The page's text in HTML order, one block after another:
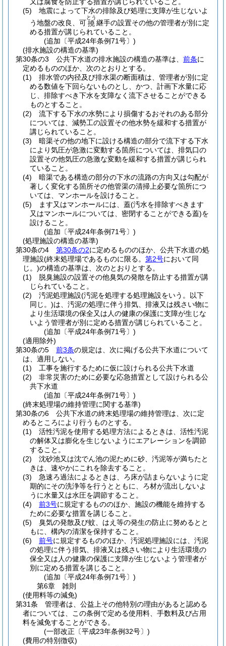
(5)
地震によって下水の排除及び処理に支障が生じないよ
う地盤の改良、可撓
とう
継手の設置その他の管理者が別に定
める措置が講じられていること。
(追加〔平成24年条例71号〕)
(排水施設の構造の基準)
第30条の3
公共下水道の排水施設の構造の基準は、 前条に
定めるもののほか、次のとおりとする。
(1)
排水管の内径及び排水渠の断面積は、管理者が別に定
める数値を下回らないものとし、かつ、計画下水量に応
じ、排除すべき下水を支障なく流下させることができる
ものとすること。
(2)
流下する下水の水勢により損傷するおそれのある部分
については、減勢工の設置その他水勢を緩和する措置が
講じられていること。
(3)
暗渠その他の地下に設ける構造の部分で流下する下水
により気圧が急激に変動する箇所については、排気口の
設置その他気圧の急激な変動を緩和する措置が講じられ
ていること。
(4)
暗渠である構造の部分の下水の流路の方向又は勾配が
著しく変化する箇所その他管渠の清掃上必要な箇所につ
いては、マンホールを設けること。
(5)
ます又はマンホールには、蓋(汚水を排除すべきます
又はマンホールについては、密閉することができる蓋)を
設けること。
(追加〔平成24年条例71号〕)
(処理施設の構造の基準)
第30条の4
第30条の2に定めるもののほか、公共下水道の処
理施設(終末処理場であるものに限る。 第2号において同
じ。)の構造の基準は、次のとおりとする。
(1)
脱臭施設の設置その他臭気の発散を防止する措置が講
じられていること。
(2)
汚泥処理施設(汚泥を処理する処理施設をいう。以下
同じ。)は、汚泥の処理に伴う排気、排液又は残さい物に
より生活環境の保全又は人の健康の保護に支障が生じな
いよう管理者が別に定める措置が講じられていること。
(追加〔平成24年条例71号〕)
(適用除外)
第30条の5
前3条の規定は、次に掲げる公共下水道について
は、適用しない。
(1)
工事を施行するために仮に設けられる公共下水道
(2)
非常災害のために必要な応急措置として設けられる公
共下水道
(追加〔平成24年条例71号〕)
(終末処理場の維持管理に関する基準)
第30条の6
公共下水道の終末処理場の維持管理は、次に定
めるところにより行うものとする。
(1)
活性汚泥を使用する処理方法によるときは、活性汚泥
の解体又は膨化を生じないようにエアレーションを調節
すること。
(2)
沈砂池又は沈でん池の泥ために砂、汚泥等が満ちたと
きは、速やかにこれを除去すること。
(3)
急速ろ過法によるときは、ろ床が詰まらないように定
期的にその洗浄等を行うとともに、ろ材が流出しないよ
うに水量又は水圧を調節すること。
(4)
前3号に規定するもののほか、施設の機能を維持する
ために必要な措置を講じること。
(5)
臭気の発散及び蚊、はえ等の発生の防止に努めるとと
もに、構内の清潔を保持すること。
(6)
前号に規定するもののほか、汚泥処理施設には、汚泥
の処理に伴う排気、排液又は残さい物により生活環境の
保全又は人の健康の保護に支障が生じないよう管理者が
別に定める措置を講じること。
(追加〔平成24年条例71号〕)
第6章
雑則
(使用料等の減免)
第31条
管理者は、公益上その他特別の理由があると認める
者については、この条例で定める使用料、手数料及び占用
料を減免することができる。
(一部改正〔平成23年条例32号〕)
(費用の特別徴収)